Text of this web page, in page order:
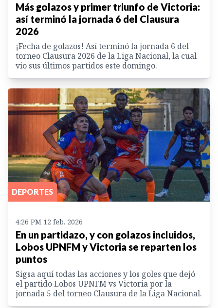
Más golazos y primer triunfo de Victoria:
así terminó la jornada 6 del Clausura
2026
¡Fecha de golazos! Así terminó la jornada 6 del
torneo Clausura 2026 de la Liga Nacional, la cual
vio sus últimos partidos este domingo.
DEPORTES
4:26 PM 12 feb. 2026
En un partidazo, y con golazos incluidos,
Lobos UPNFM y Victoria se reparten los
puntos
Sigsa aquí todas las acciones y los goles que dejó
el partido Lobos UPNFM vs Victoria por la
jornada 5 del torneo Clausura de la Liga Nacional.